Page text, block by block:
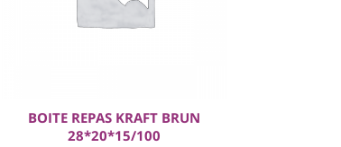
BOITE REPAS KRAFT BRUN
28*20*15/100